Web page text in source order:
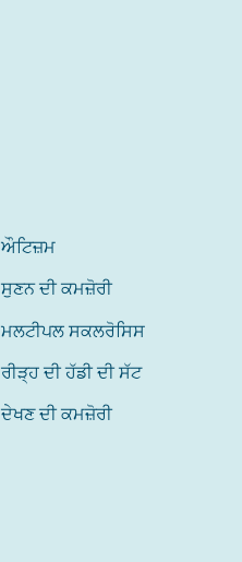
ਔਟਿਜ਼ਮ
ਸੁਣਨ ਦੀ ਕਮਜ਼ੋਰੀ
ਮਲਟੀਪਲ ਸਕਲਰੋਸਿਸ
ਰੀੜ੍ਹ ਦੀ ਹੱਡੀ ਦੀ ਸੱਟ
ਦੇਖਣ ਦੀ ਕਮਜ਼ੋਰੀ